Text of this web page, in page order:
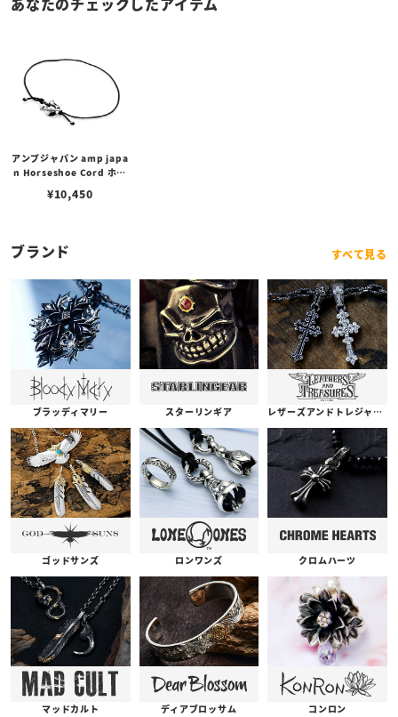
アンプジャパン amp japa
n Horseshoe Cord ホー
ット アンクレット ブラッ
¥10,450
ブランド すべて見る
ブラッディマリー スターリンギア レザーズアンドトレジャーズ
ゴッドサンズ ロンワンズ クロムハーツ
マッドカルト ディアブロッサム コンロン